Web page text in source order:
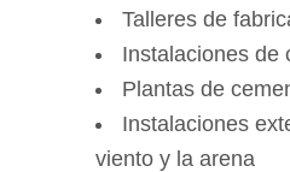
Talleres de
Instalaciones de
Plantas de
Instalaciones
viento y la arena